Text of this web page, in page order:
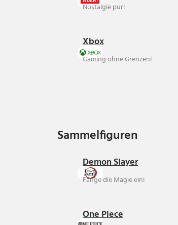
Nostalgie pur!
Xbox
Gaming ohne Grenzen!
Sammelfiguren
Demon Slayer
Fange die Magie ein!
One Piece